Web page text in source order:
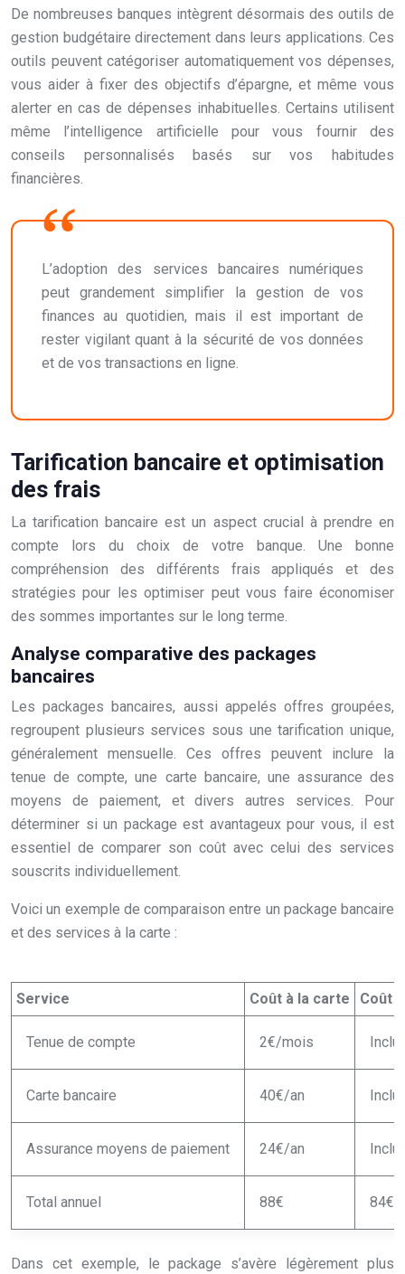
De nombreuses banques intègrent désormais des outils de
gestion budgétaire directement dans leurs applications. Ces
outils peuvent catégoriser automatiquement vos dépenses,
vous aider à fixer des objectifs d’épargne, et même vous
alerter en cas de dépenses inhabituelles. Certains utilisent
même l’intelligence artificielle pour vous fournir des
conseils personnalisés basés sur vos habitudes
financières.
L’adoption des services bancaires numériques
peut grandement simplifier la gestion de vos
finances au quotidien, mais il est important de
rester vigilant quant à la sécurité de vos données
et de vos transactions en ligne.
Tarification bancaire et optimisation
des frais
La tarification bancaire est un aspect crucial à prendre en
compte lors du choix de votre banque. Une bonne
compréhension des différents frais appliqués et des
stratégies pour les optimiser peut vous faire économiser
des sommes importantes sur le long terme.
Analyse comparative des packages
bancaires
Les packages bancaires, aussi appelés offres groupées,
regroupent plusieurs services sous une tarification unique,
généralement mensuelle. Ces offres peuvent inclure la
tenue de compte, une carte bancaire, une assurance des
moyens de paiement, et divers autres services. Pour
déterminer si un package est avantageux pour vous, il est
essentiel de comparer son coût avec celui des services
souscrits individuellement.
Voici un exemple de comparaison entre un package bancaire
et des services à la carte :
Service Coût à la carte Coût
Tenue de compte 2€/mois
Carte bancaire 40€/an
Assurance moyens de paiement 24€/an
Total annuel 88€ 84€
Dans cet exemple, le package s’avère légèrement plus